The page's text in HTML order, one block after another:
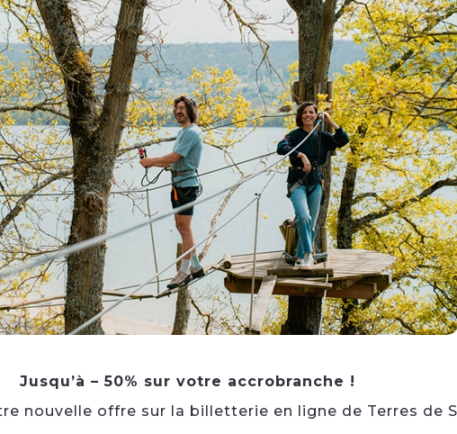
+
−
Jusqu’à – 50% sur votre accrobranche !
nouvelle offre sur la billetterie en ligne de Terres de